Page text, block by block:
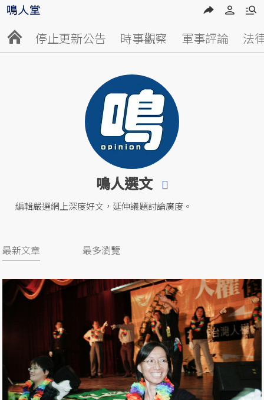
停止更新公告 時事觀察 軍事評論 法
鳴人選文
編輯嚴選網上深度好文，延伸議題討論廣度。
最新文章 最多瀏覽